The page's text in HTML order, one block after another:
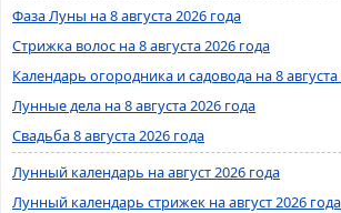
Фаза Луны на 8 августа 2026 года
Стрижка волос на 8 августа 2026 года
Календарь огородника и садовода на 8 августа
Лунные дела на 8 августа 2026 года
Свадьба 8 августа 2026 года
Лунный календарь на август 2026 года
Лунный календарь стрижек на август 2026 года